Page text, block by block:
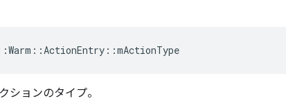
ションのタイプ。